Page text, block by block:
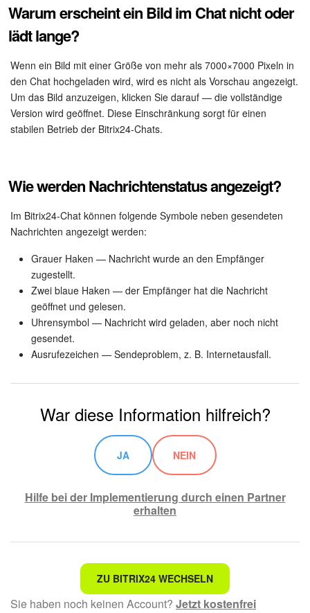
Warum erscheint ein Bild im Chat nicht oder
lädt lange?
Wenn ein Bild mit einer Größe von mehr als 7000×7000 Pixeln in
den Chat hochgeladen wird, wird es nicht als Vorschau angezeigt.
Um das Bild anzuzeigen, klicken Sie darauf — die vollständige
Version wird geöffnet. Diese Einschränkung sorgt für einen
stabilen Betrieb der Bitrix24-Chats.
Wie werden Nachrichtenstatus angezeigt?
Im Bitrix24-Chat können folgende Symbole neben gesendeten
Nachrichten angezeigt werden:
Grauer Haken — Nachricht wurde an den Empfänger
zugestellt.
Zwei blaue Haken — der Empfänger hat die Nachricht
geöffnet und gelesen.
Uhrensymbol — Nachricht wird geladen, aber noch nicht
gesendet.
Ausrufezeichen — Sendeproblem, z. B. Internetausfall.
War diese Information hilfreich?
JA NEIN
Hilfe bei der Implementierung durch einen Partner
erhalten
Nicht das, wonach ich suche.
Kompliziert und unverständlich formuliert.
ZU BITRIX24 WECHSELN
Sie haben noch keinen Account? Jetzt kostenfrei